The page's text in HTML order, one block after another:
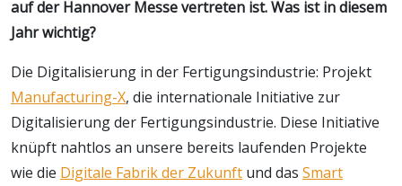
auf der Hannover Messe vertreten ist. Was ist in diesem
Jahr wichtig?
Die Digitalisierung in der Fertigungsindustrie: Projekt
Manufacturing-X, die internationale Initiative zur
Digitalisierung der Fertigungsindustrie. Diese Initiative
knüpft nahtlos an unsere bereits laufenden Projekte
wie die Digitale Fabrik der Zukunft und das Smart